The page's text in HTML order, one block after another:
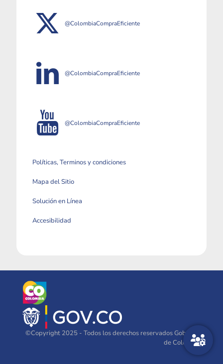
@ColombiaCompraEficiente
@ColombiaCompraEficiente
@ColombiaCompraEficiente
Políticas, Terminos y condiciones
Mapa del Sitio
Solución en Línea
Accesibilidad
©Copyright 2025 - Todos los derechos reservados Gobierno
de Colombia